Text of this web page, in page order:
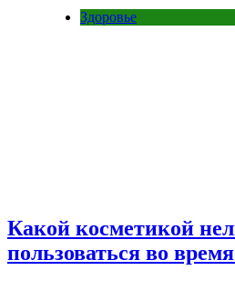
Здоровье
Какой косметикой
пользоваться во